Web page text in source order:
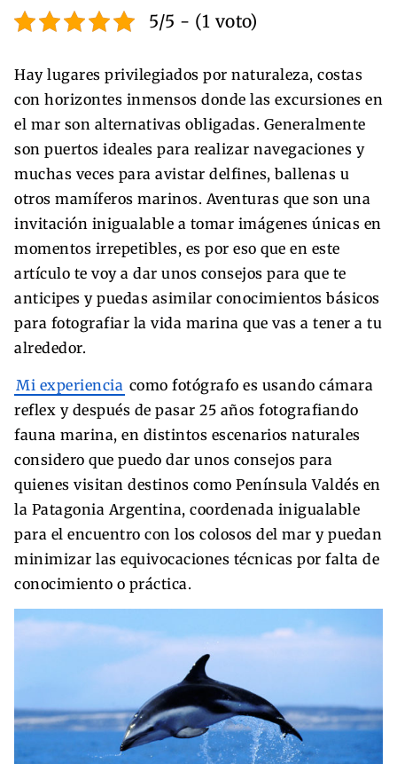
5/5 - (1 voto)
Hay lugares privilegiados por naturaleza, costas
con horizontes inmensos donde las excursiones en
el mar son alternativas obligadas. Generalmente
son puertos ideales para realizar navegaciones y
muchas veces para avistar delfines, ballenas u
otros mamíferos marinos. Aventuras que son una
invitación inigualable a tomar imágenes únicas en
momentos irrepetibles, es por eso que en este
artículo te voy a dar unos consejos para que te
anticipes y puedas asimilar conocimientos básicos
para fotografiar la vida marina que vas a tener a tu
alrededor.
Mi experiencia como fotógrafo es usando cámara
reflex y después de pasar 25 años fotografiando
fauna marina, en distintos escenarios naturales
considero que puedo dar unos consejos para
quienes visitan destinos como Península Valdés en
la Patagonia Argentina, coordenada inigualable
para el encuentro con los colosos del mar y puedan
minimizar las equivocaciones técnicas por falta de
conocimiento o práctica.